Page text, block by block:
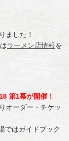
ました！
ラーメン店情報を
第1幕が開催！
オーダー・チケッ
ではガイドブック